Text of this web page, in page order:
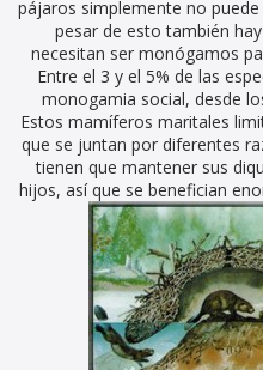
pájaros simplemente no
pesar de esto también
necesitan ser monógamos
Entre el 3 y el 5% de las
monogamia social, desde
Estos mamíferos maritales
que se juntan por diferentes
tienen que mantener sus
hijos, así que se benefician